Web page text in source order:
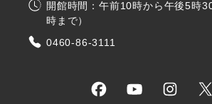
開館時間：午前10時から午後5時
時まで）
0460-86-3111